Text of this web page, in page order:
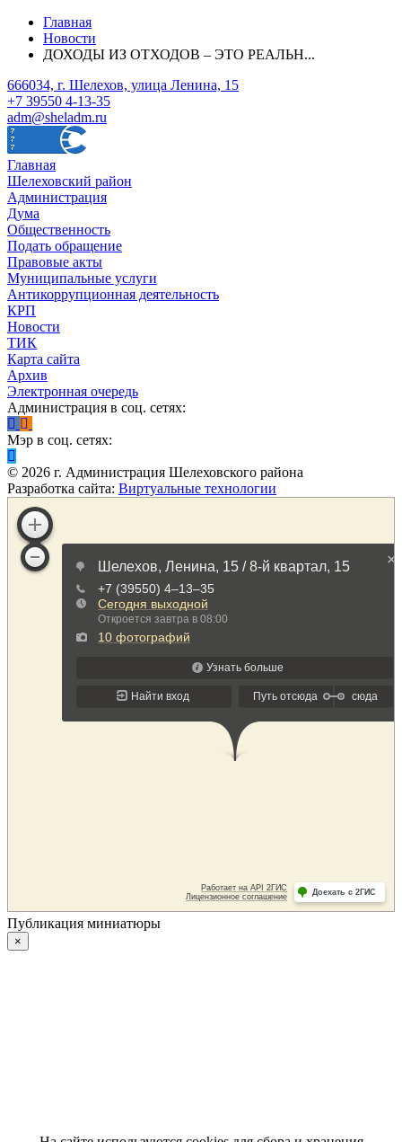
Главная
Новости
ДОХОДЫ ИЗ ОТХОДОВ – ЭТО РЕАЛЬН...
666034, г. Шелехов, улица Ленина, 15
+7 39550 4-13-35
adm@sheladm.ru
Главная
Шелеховский район
Администрация
Дума
Общественность
Подать обращение
Правовые акты
Муниципальные услуги
Антикоррупционная деятельность
КРП
Новости
ТИК
Карта сайта
Архив
Электронная очередь
Администрация в соц. сетях:
Мэр в соц. сетях:
© 2026 г. Администрация Шелеховского района
Разработка сайта: Виртуальные технологии
Публикация миниатюры
×